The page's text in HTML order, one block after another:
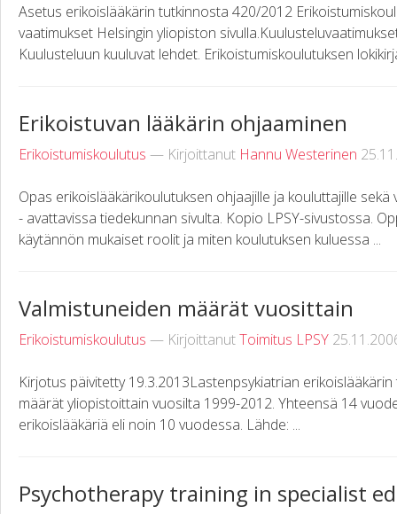
Asetus erikoislääkärin tutkinnosta 420/2012
vaatimukset Helsingin yliopiston
Kuulusteluun kuuluvat lehdet. Erikoistumiskoulutuksen
Erikoistuvan lääkärin ohjaaminen
Erikoistumiskoulutus — Kirjoittanut Hannu Westerinen
Opas erikoislääkärikoulutuksen ohjaajille ja kouluttajille
- avattavissa tiedekunnan sivulta. Kopio LPSY-sivustossa.
käytännön mukaiset roolit ja miten koulutuksen kuluessa ...
Valmistuneiden määrät vuosittain
Erikoistumiskoulutus — KirjoittanutToimitus LPSY
Kirjotus päivitetty 19.3.2013Lastenpsykiatrian
määrät yliopistoittain vuosilta 1999-2012. Yhteensä 14
erikoislääkäriä eli noin 10 vuodessa. Lähde: ...
Psychotherapy training in specialist